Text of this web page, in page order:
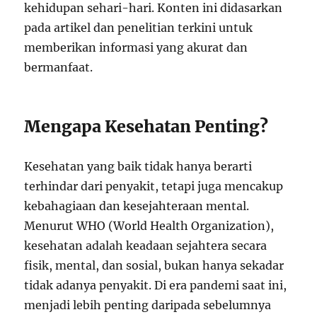
kehidupan sehari-hari. Konten ini didasarkan
pada artikel dan penelitian terkini untuk
memberikan informasi yang akurat dan
bermanfaat.
Mengapa Kesehatan Penting?
Kesehatan yang baik tidak hanya berarti
terhindar dari penyakit, tetapi juga mencakup
kebahagiaan dan kesejahteraan mental.
Menurut WHO (World Health Organization),
kesehatan adalah keadaan sejahtera secara
fisik, mental, dan sosial, bukan hanya sekadar
tidak adanya penyakit. Di era pandemi saat ini,
menjadi lebih penting daripada sebelumnya